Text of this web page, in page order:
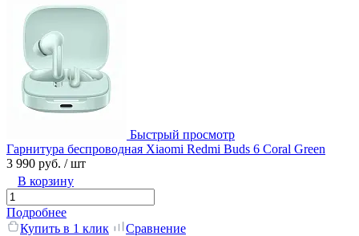
Быстрый просмотр
Гарнитура беспроводная Xiaomi Redmi Buds 6 Coral Green
3 990 руб. / шт
В корзину
Подробнее
Купить в 1 клик
Сравнение